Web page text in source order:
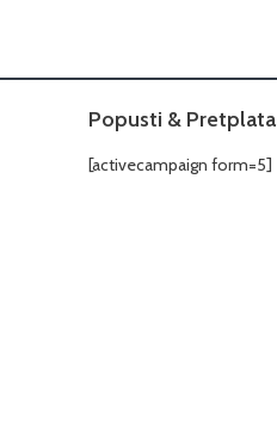
Popusti & Pretplata
[activecampaign form=5]